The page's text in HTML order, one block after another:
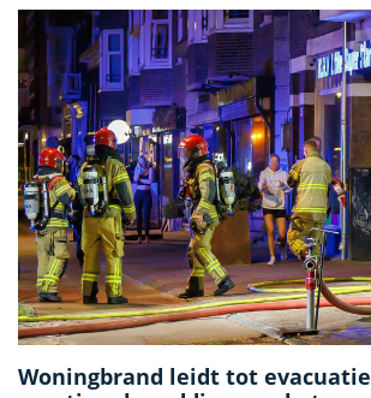
Woningbrand leidt tot